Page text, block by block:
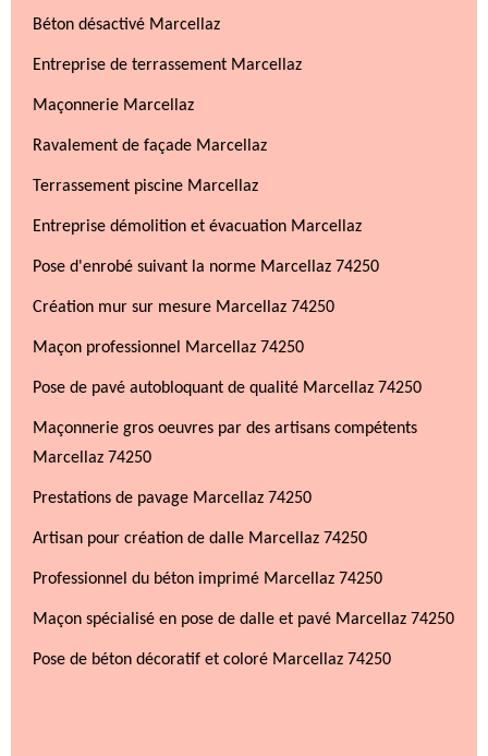
Béton désactivé Marcellaz
Entreprise de terrassement Marcellaz
Maçonnerie Marcellaz
Ravalement de façade Marcellaz
Terrassement piscine Marcellaz
Entreprise démolition et évacuation Marcellaz
Pose d'enrobé suivant la norme Marcellaz 74250
Création mur sur mesure Marcellaz 74250
Maçon professionnel Marcellaz 74250
Pose de pavé autobloquant de qualité Marcellaz 74250
Maçonnerie gros oeuvres par des artisans compétents
Marcellaz 74250
Prestations de pavage Marcellaz 74250
Artisan pour création de dalle Marcellaz 74250
Professionnel du béton imprimé Marcellaz 74250
Maçon spécialisé en pose de dalle et pavé Marcellaz 74250
Pose de béton décoratif et coloré Marcellaz 74250